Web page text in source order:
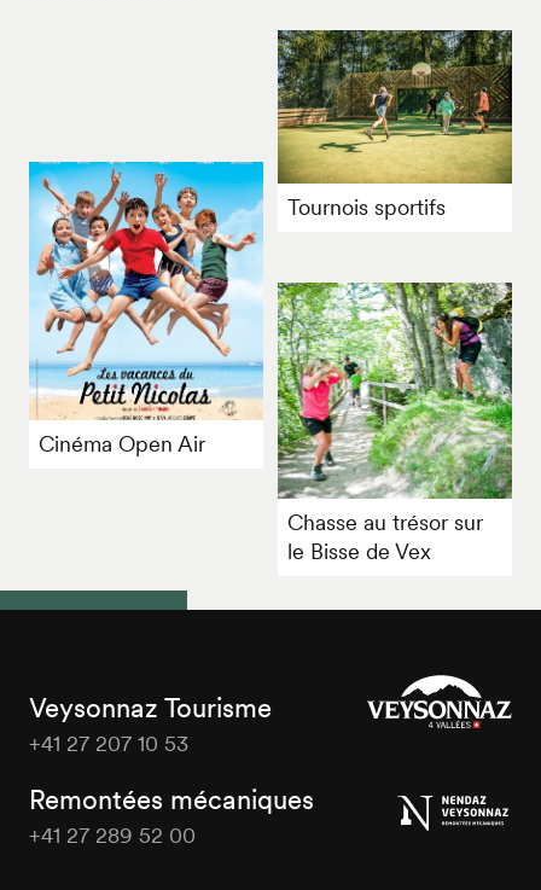
Tournois sportifs
Cinéma Open Air
Chasse au trésor sur
le Bisse de Vex
Veysonnaz Tourisme
+41 27 207 10 53
Remontées mécaniques
+41 27 289 52 00